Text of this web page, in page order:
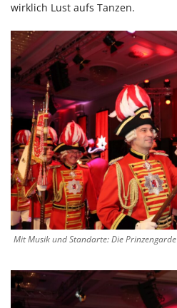
wirklich Lust aufs Tanzen.
Mit Musik und Standarte: Die Prinzengarde